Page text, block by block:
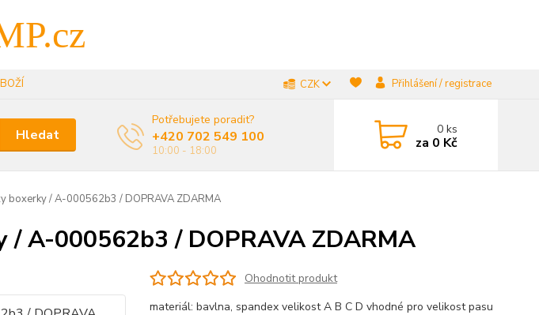
CZK Přihlášení / registrace
Hledat
Potřebujete poradit?
+420 702 549 100
10:00 - 18:00
0ks
za 0 Kč
boxerky / A-000562b3 / DOPRAVA ZDARMA
/ A-000562b3 / DOPRAVA ZDARMA
Ohodnotit produkt
materiál: bavlna, spandex velikost A B C D vhodné pro velikost pasu